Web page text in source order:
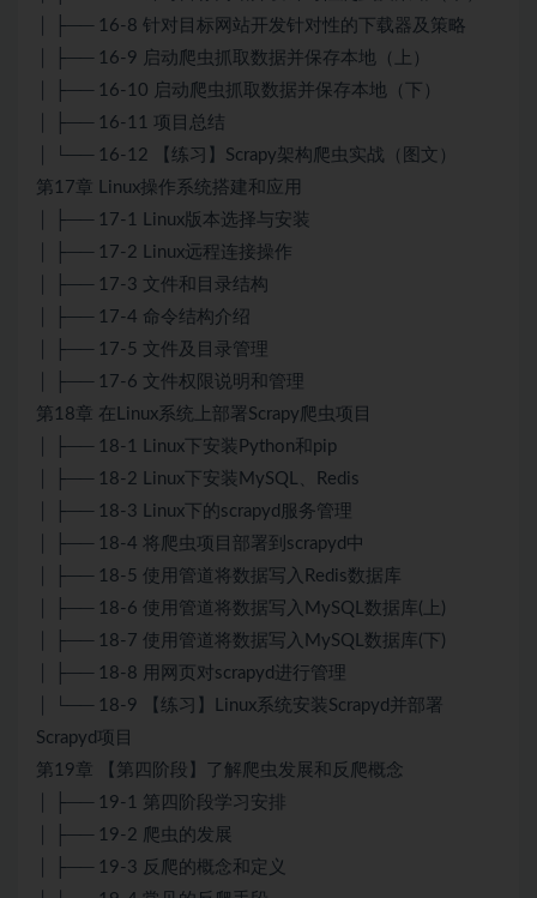
│ ├── 16-8 针对目标网站开发针对性的下载器及策略
│ ├── 16-9 启动爬虫抓取数据并保存本地（上）
│ ├── 16-10 启动爬虫抓取数据并保存本地（下）
│ ├── 16-11 项目总结
│ └── 16-12 【练习】Scrapy架构爬虫实战（图文）
第17章 Linux操作系统搭建和应用
│ ├── 17-1 Linux版本选择与安装
│ ├── 17-2 Linux远程连接操作
│ ├── 17-3 文件和目录结构
│ ├── 17-4 命令结构介绍
│ ├── 17-5 文件及目录管理
│ ├── 17-6 文件权限说明和管理
第18章 在Linux系统上部署Scrapy爬虫项目
│ ├── 18-1 Linux下安装Python和pip
│ ├── 18-2 Linux下安装MySQL、Redis
│ ├── 18-3 Linux下的scrapyd服务管理
│ ├── 18-4 将爬虫项目部署到scrapyd中
│ ├── 18-5 使用管道将数据写入Redis数据库
│ ├── 18-6 使用管道将数据写入MySQL数据库(上)
│ ├── 18-7 使用管道将数据写入MySQL数据库(下)
│ ├── 18-8 用网页对scrapyd进行管理
│ └── 18-9 【练习】Linux系统安装Scrapyd并部署
Scrapyd项目
第19章 【第四阶段】了解爬虫发展和反爬概念
│ ├── 19-1 第四阶段学习安排
│ ├── 19-2 爬虫的发展
│ ├── 19-3 反爬的概念和定义